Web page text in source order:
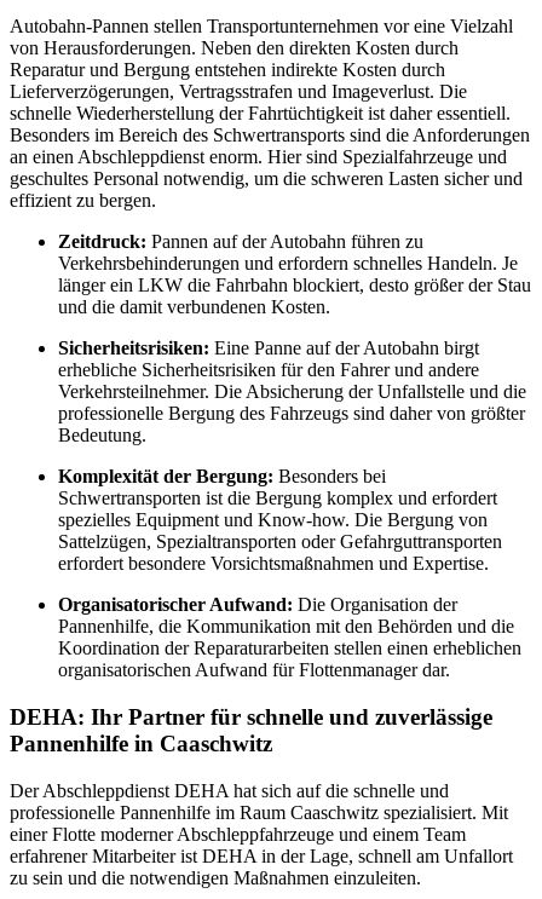
Autobahn-Pannen stellen Transportunternehmen vor eine Vielzahl
von Herausforderungen. Neben den direkten Kosten durch
Reparatur und Bergung entstehen indirekte Kosten durch
Lieferverzögerungen, Vertragsstrafen und Imageverlust. Die
schnelle Wiederherstellung der Fahrtüchtigkeit ist daher essentiell.
Besonders im Bereich des Schwertransports sind die Anforderungen
an einen Abschleppdienst enorm. Hier sind Spezialfahrzeuge und
geschultes Personal notwendig, um die schweren Lasten sicher und
effizient zu bergen.
Zeitdruck: Pannen auf der Autobahn führen zu
Verkehrsbehinderungen und erfordern schnelles Handeln. Je
länger ein LKW die Fahrbahn blockiert, desto größer der Stau
und die damit verbundenen Kosten.
Sicherheitsrisiken: Eine Panne auf der Autobahn birgt
erhebliche Sicherheitsrisiken für den Fahrer und andere
Verkehrsteilnehmer. Die Absicherung der Unfallstelle und die
professionelle Bergung des Fahrzeugs sind daher von größter
Bedeutung.
Komplexität der Bergung: Besonders bei
Schwertransporten ist die Bergung komplex und erfordert
spezielles Equipment und Know-how. Die Bergung von
Sattelzügen, Spezialtransporten oder Gefahrguttransporten
erfordert besondere Vorsichtsmaßnahmen und Expertise.
Organisatorischer Aufwand: Die Organisation der
Pannenhilfe, die Kommunikation mit den Behörden und die
Koordination der Reparaturarbeiten stellen einen erheblichen
organisatorischen Aufwand für Flottenmanager dar.
DEHA: Ihr Partner für schnelle und zuverlässige
Pannenhilfe in Caaschwitz
Der Abschleppdienst DEHA hat sich auf die schnelle und
professionelle Pannenhilfe im Raum Caaschwitz spezialisiert. Mit
einer Flotte moderner Abschleppfahrzeuge und einem Team
erfahrener Mitarbeiter ist DEHA in der Lage, schnell am Unfallort
zu sein und die notwendigen Maßnahmen einzuleiten.